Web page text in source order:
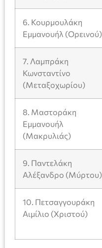
6. Κουρμουλάκη
Εμμανουήλ (Ορεινού)
7. Λαμπράκη
Κωνσταντίνο
(Μεταξοχωρίου)
8. Μαστοράκη
Εμμανουήλ
(Μακρυλιάς)
9. Παντελάκη
Αλέξανδρο (Μύρτου)
10. Πετσαγγουράκη
Αιμίλιο (Χριστού)